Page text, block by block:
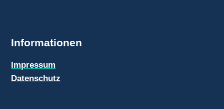
Informationen
Impressum
Datenschutz